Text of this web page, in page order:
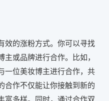
效的涨粉方式。你可以寻找
或品牌进行合作。比如，
一位美妆博主进行合作，共
合作不仅能让你接触到新的
富多样。同时，通过合作双